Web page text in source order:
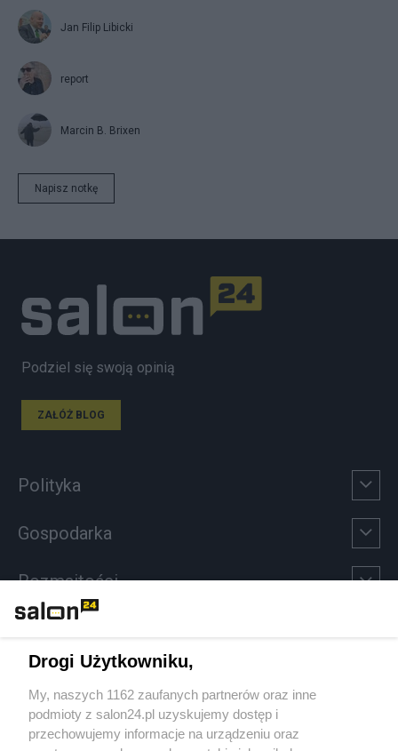
Jan Filip Libicki
report
Marcin B. Brixen
Napisz notkę
Podziel się swoją opinią
ZAŁÓŻ BLOG
Polityka
Gospodarka
Rozmaitości
Sport
Społeczeństwo
Drogi Użytkowniku,
My, naszych 1162 zaufanych partnerów oraz inne
podmioty z salon24.pl uzyskujemy dostęp i
przechowujemy informacje na urządzeniu oraz